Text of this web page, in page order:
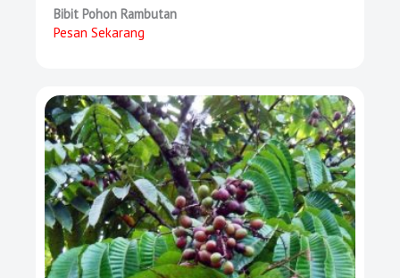
Bibit Pohon Rambutan
Pesan Sekarang